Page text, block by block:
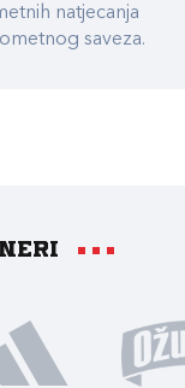
natjecanja
saveza.